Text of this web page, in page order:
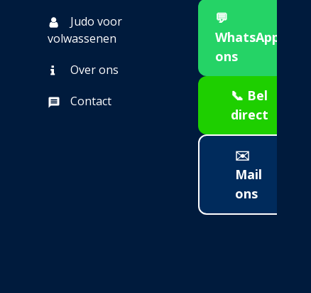
Judo voor
volwassenen
Over ons
Contact
💬
WhatsApp
ons
📞 Bel
direct
✉️
Mail
ons